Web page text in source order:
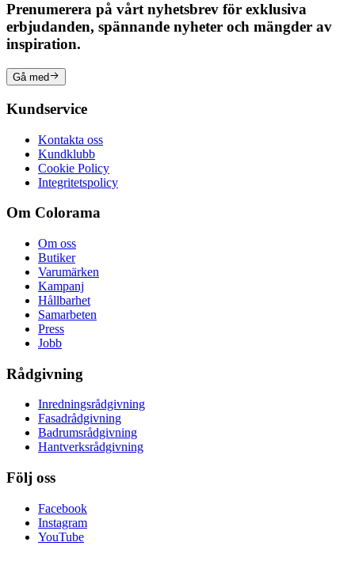
Prenumerera på vårt nyhetsbrev för exklusiva
erbjudanden, spännande nyheter och mängder av
inspiration.
Gå med
Kundservice
Kontakta oss
Kundklubb
Cookie Policy
Integritetspolicy
Om Colorama
Om oss
Butiker
Varumärken
Kampanj
Hållbarhet
Samarbeten
Press
Jobb
Rådgivning
Inredningsrådgivning
Fasadrådgivning
Badrumsrådgivning
Hantverksrådgivning
Följ oss
Facebook
Instagram
YouTube